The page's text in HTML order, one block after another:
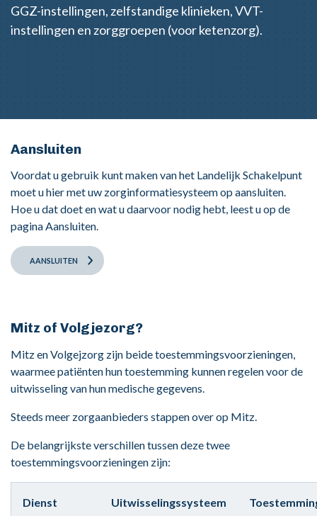
GGZ-instellingen, zelfstandige klinieken, VVT-
instellingen en zorggroepen (voor ketenzorg).
Aansluiten
Voordat u gebruik kunt maken van het Landelijk Schakelpunt
moet u hier met uw zorginformatiesysteem op aansluiten.
Hoe u dat doet en wat u daarvoor nodig hebt, leest u op de
pagina Aansluiten.
AANSLUITEN
Mitz of Volgjezorg?
Mitz en Volgejzorg zijn beide toestemmingsvoorzieningen,
waarmee patiënten hun toestemming kunnen regelen voor de
uitwisseling van hun medische gegevens.
Steeds meer zorgaanbieders stappen over op Mitz.
De belangrijkste verschillen tussen deze twee
toestemmingsvoorzieningen zijn:
Dienst Uitwisselingssysteem